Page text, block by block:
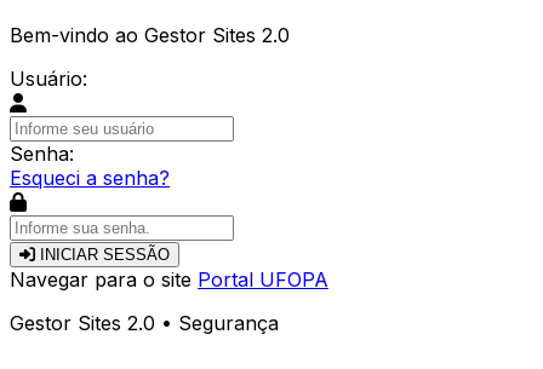
Bem-vindo ao Gestor Sites 2.0
Usuário:
Senha:
Esqueci a senha?
INICIAR SESSÃO
Navegar para o site Portal UFOPA
Gestor Sites 2.0 • Segurança